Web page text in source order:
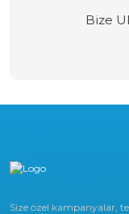
Bize
Size özel kampanyalar,